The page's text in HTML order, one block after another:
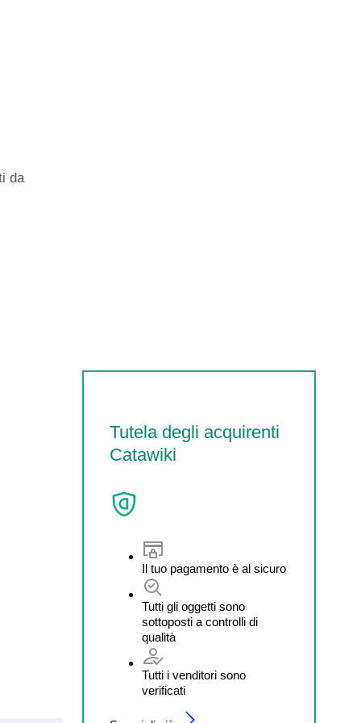
da
Tutela degli acquirenti
Catawiki
Il tuo pagamento è al sicuro
Tutti gli oggetti sono
sottoposti a controlli di
qualità
Tutti i venditori sono
verificati